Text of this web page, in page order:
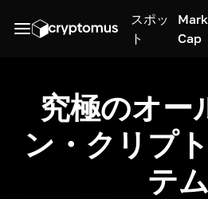
スポッ
ト
Cap
究極のオー
ン・クリプ
テム